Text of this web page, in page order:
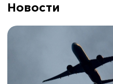
Новости